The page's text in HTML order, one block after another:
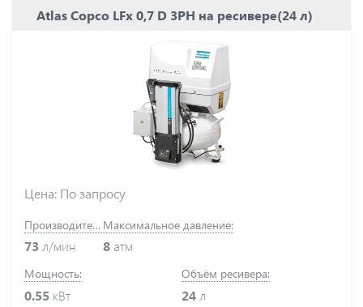
Atlas Copco LFx 0,7 D 3PH на ресивере(24 л)
Цена: По запросу
Производительность:
73л/мин
Максимальное давление:
8 атм
Мощность:
0.55 кВт
Объём ресивера:
24 л